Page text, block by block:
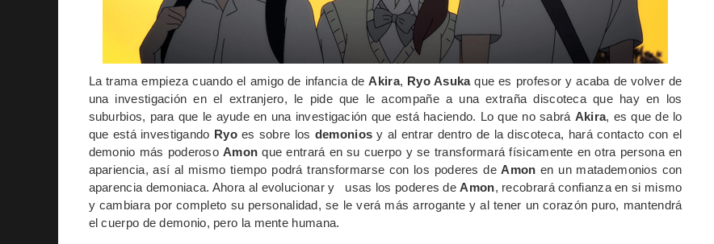
La trama empieza cuando el amigo de infancia deAkira, Ryo Asukaque es profesor y acaba de volver de
una investigación en el extranjero, le pide que le acompañe a una extraña discoteca que hay en los
suburbios, para que le ayude en una investigación que está haciendo. Lo que no sabrá Akira, es que de lo
que está investigando Ryoes sobre los demoniosy al entrar dentro de la discoteca, hará contacto con el
demonio más poderosoAmonque entrará en su cuerpo y se transformará físicamente en otra persona en
apariencia, así al mismo tiempo podrá transformarse con los poderes deAmon en un matademonios con
aparencia demoniaca. Ahora al evolucionar y usas los poderes deAmon, recobrará confianza en si mismo
y cambiara por completo su personalidad, se le verá más arrogante y al tener un corazón puro, mantendrá
el cuerpo de demonio, pero la mente humana.